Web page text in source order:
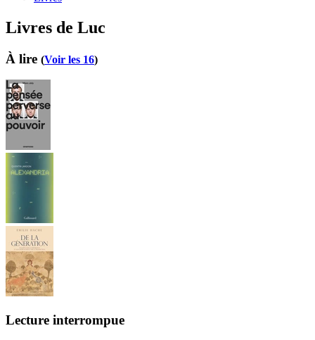
Livres de Luc
À lire (Voir les 16)
Lecture interrompue